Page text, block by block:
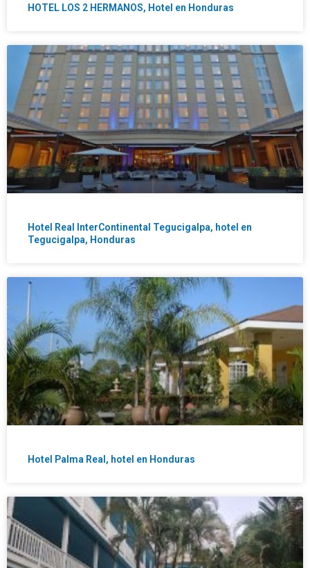
HOTEL LOS 2 HERMANOS, Hotel en Honduras
Hotel Real InterContinental Tegucigalpa, hotel en
Tegucigalpa, Honduras
Hotel Palma Real, hotel en Honduras